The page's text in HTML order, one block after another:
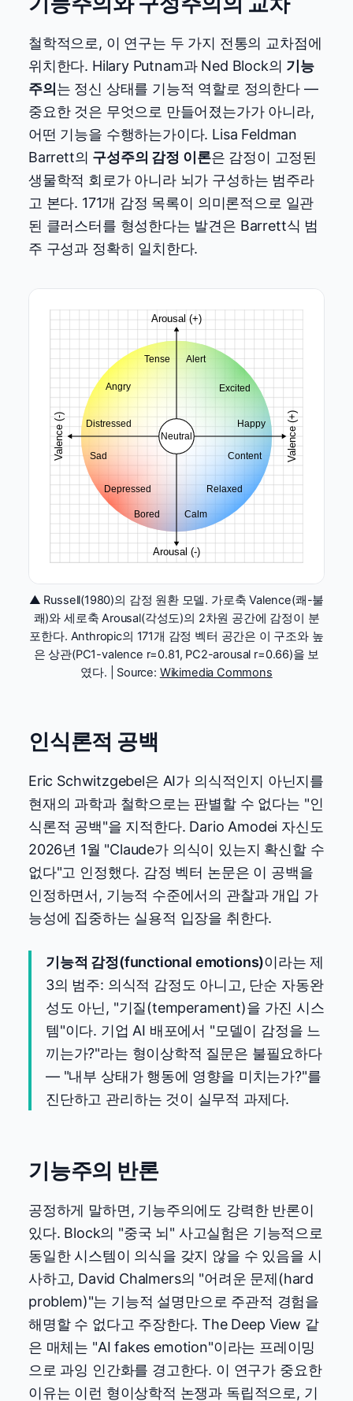
철학적으로, 이 연구는 두 가지 전통의 교차점에
위치한다. Hilary Putnam과 Ned Block의 기능
주의는 정신 상태를 기능적 역할로 정의한다 —
중요한 것은 무엇으로 만들어졌는가가 아니라,
어떤 기능을 수행하는가이다. Lisa Feldman
Barrett의 구성주의 감정 이론은 감정이 고정된
생물학적 회로가 아니라 뇌가 구성하는 범주라
고 본다. 171개 감정 목록이 의미론적으로 일관
된 클러스터를 형성한다는 발견은 Barrett식 범
주 구성과 정확히 일치한다.
▲ Russell(1980)의 감정 원환 모델. 가로축 Valence(쾌-불
쾌)와 세로축 Arousal(각성도)의 2차원 공간에 감정이 분
포한다. Anthropic의 171개 감정 벡터 공간은 이 구조와 높
은 상관(PC1-valence r=0.81, PC2-arousal r=0.66)을 보
였다. | Source: Wikimedia Commons
인식론적 공백
Eric Schwitzgebel은 AI가 의식적인지 아닌지를
현재의 과학과 철학으로는 판별할 수 없다는 "인
식론적 공백"을 지적한다. Dario Amodei 자신도
2026년 1월 "Claude가 의식이 있는지 확신할 수
없다"고 인정했다. 감정 벡터 논문은 이 공백을
인정하면서, 기능적 수준에서의 관찰과 개입 가
능성에 집중하는 실용적 입장을 취한다.
기능적 감정(functional emotions)이라는 제
3의 범주: 의식적 감정도 아니고, 단순 자동완
성도 아닌, "기질(temperament)을 가진 시스
템"이다. 기업 AI 배포에서 "모델이 감정을 느
끼는가?"라는 형이상학적 질문은 불필요하다
— "내부 상태가 행동에 영향을 미치는가?"를
진단하고 관리하는 것이 실무적 과제다.
기능주의 반론
공정하게 말하면, 기능주의에도 강력한 반론이
있다. Block의 "중국 뇌" 사고실험은 기능적으로
동일한 시스템이 의식을 갖지 않을 수 있음을 시
사하고, David Chalmers의 "어려운 문제(hard
problem)"는 기능적 설명만으로 주관적 경험을
해명할 수 없다고 주장한다. The Deep View 같
은 매체는 "AI fakes emotion"이라는 프레이밍
으로 과잉 인간화를 경고한다. 이 연구가 중요한
이유는 이런 형이상학적 논쟁과 독립적으로, 기